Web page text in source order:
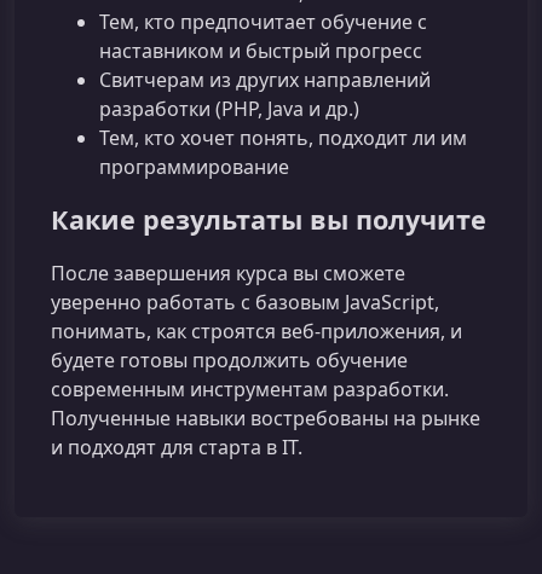
Тем, кто предпочитает обучение с
наставником и быстрый прогресс
Свитчерам из других направлений
разработки (PHP, Java и др.)
Тем, кто хочет понять, подходит ли им
программирование
Какие результаты вы получите
После завершения курса вы сможете
уверенно работать с базовым JavaScript,
понимать, как строятся веб‑приложения, и
будете готовы продолжить обучение
современным инструментам разработки.
Полученные навыки востребованы на рынке
и подходят для старта в IT.